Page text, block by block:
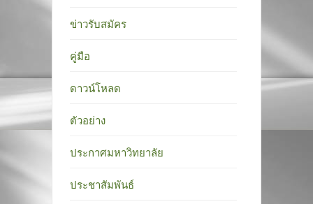
ข่าวรับสมัคร
คู่มือ
ดาวน์โหลด
ตัวอย่าง
ประกาศมหาวิทยาลัย
ประชาสัมพันธ์